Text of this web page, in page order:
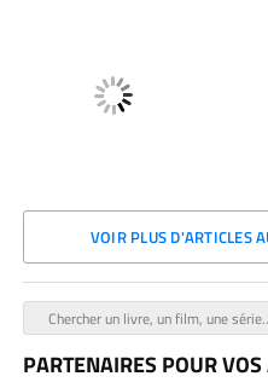
VOIR PLUS D'ARTICLES
PARTENAIRES POUR VOS